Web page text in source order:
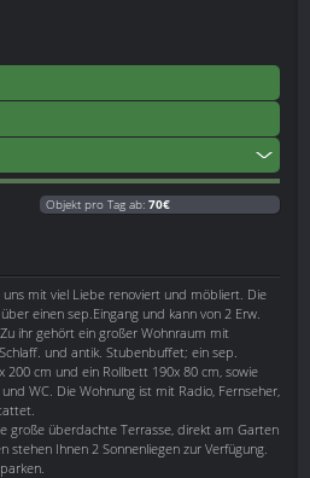
Objekt pro Tag ab: 70€
mit viel Liebe renoviert und möbliert. Die
einen sep.Eingang und kann von 2 Erw.
ihr gehört ein großer Wohnraum mit
und antik. Stubenbuffet; ein sep.
cm und ein Rollbett 190x 80 cm, sowie
WC. Die Wohnung ist mit Radio, Fernseher,
große überdachte Terrasse, direkt am Garten
stehen Ihnen 2 Sonnenliegen zur Verfügung.